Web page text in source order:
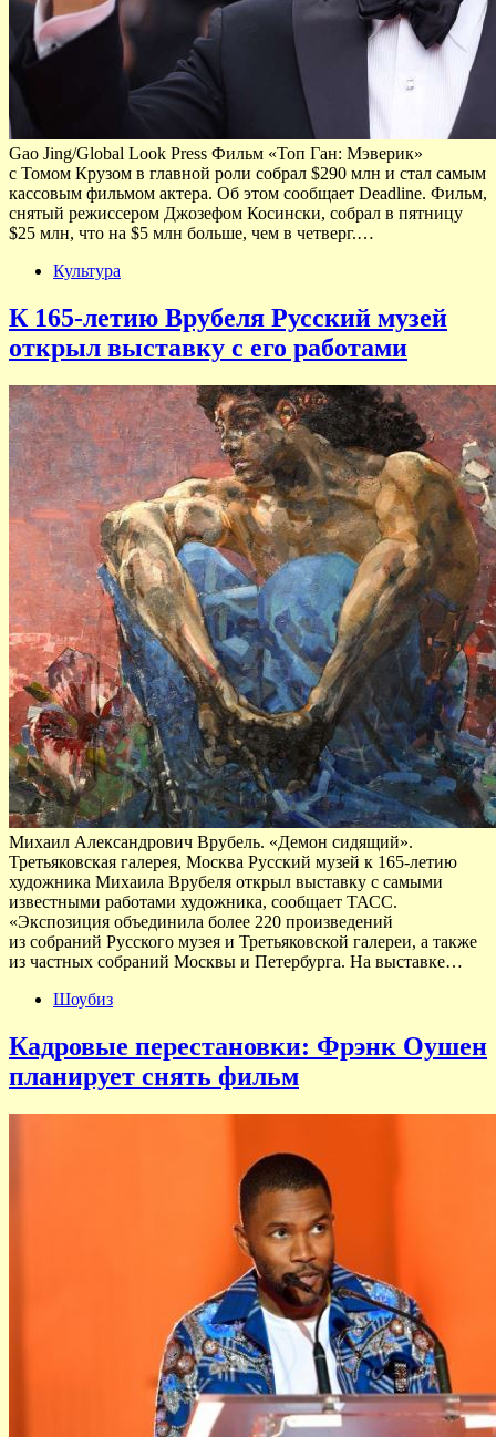
Gao Jing/Global Look Press Фильм «Топ Ган: Мэверик»
с Томом Крузом в главной роли собрал $290 млн и стал самым
кассовым фильмом актера. Об этом сообщает Deadline. Фильм,
снятый режиссером Джозефом Косински, собрал в пятницу
$25 млн, что на $5 млн больше, чем в четверг.…
Культура
К 165-летию Врубеля Русский музей
открыл выставку с его работами
Михаил Александрович Врубель. «Демон сидящий».
Третьяковская галерея, Москва Русский музей к 165-летию
художника Михаила Врубеля открыл выставку с самыми
известными работами художника, сообщает ТАСС.
«Экспозиция объединила более 220 произведений
из собраний Русского музея и Третьяковской галереи, а также
из частных собраний Москвы и Петербурга. На выставке…
Шоубиз
Кадровые перестановки: Фрэнк Оушен
планирует снять фильм